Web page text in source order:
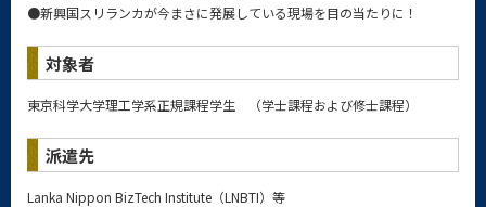
●新興国スリランカが今まさに発展している現場を目の当たりに！
対象者
東京科学大学理工学系正規課程学生 （学士課程および修士課程）
派遣先
Lanka Nippon BizTech Institute（LNBTI）等